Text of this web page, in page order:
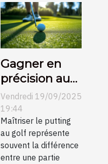
Gagner en
précision au
putting grâce
aux conseils
vidéo
Vendredi 19/09/2025
19:44
Maîtriser le putting
au golf représente
souvent la différence
entre une partie